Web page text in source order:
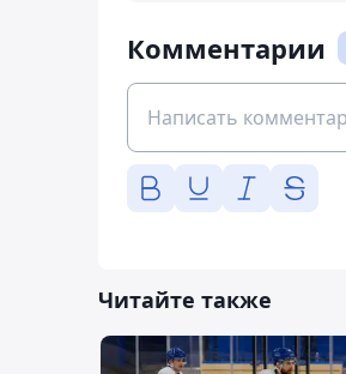
Комментарии
Читайте также